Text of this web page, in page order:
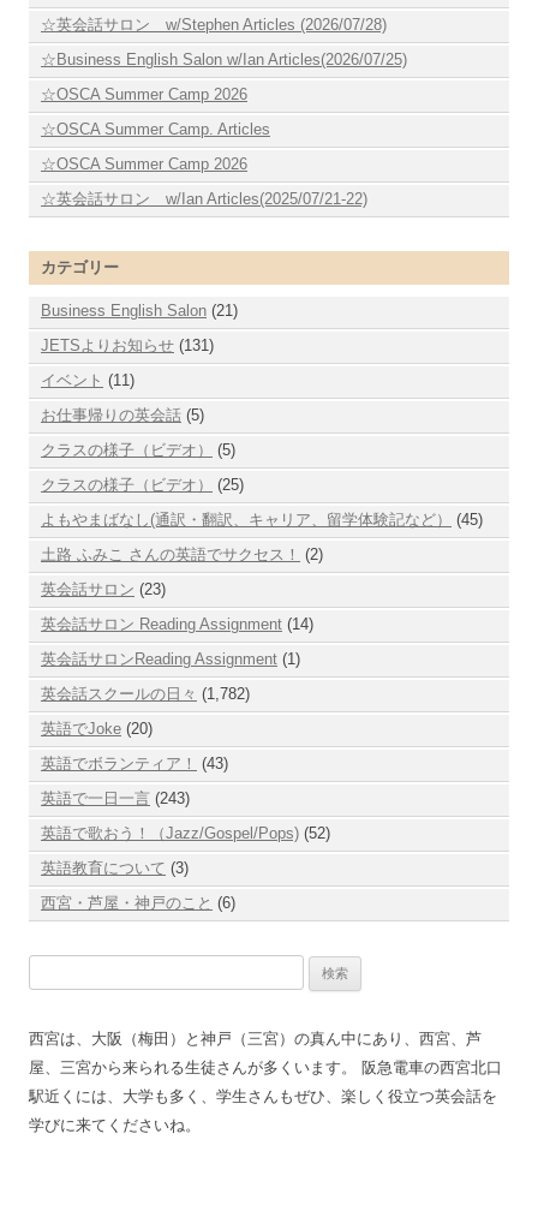
☆英会話サロン w/Stephen Articles (2026/07/28)
☆Business English Salon w/Ian Articles(2026/07/25)
☆OSCA Summer Camp 2026
☆OSCA Summer Camp. Articles
☆OSCA Summer Camp 2026
☆英会話サロン w/Ian Articles(2025/07/21-22)
カテゴリー
Business English Salon (21)
JETSよりお知らせ (131)
イベント (11)
お仕事帰りの英会話 (5)
クラスの様子（ビデオ）
(5)
クラスの様子（ビデオ）
(25)
よもやまばなし(通訳・翻訳、キャリア、留学体験記など）
(45)
土路 ふみこ さんの英語でサクセス！
(2)
英会話サロン (23)
英会話サロン Reading Assignment (14)
英会話サロンReading Assignment (1)
英会話スクールの日々 (1,782)
英語でJoke (20)
英語でボランティア！
(43)
英語で一日一言 (243)
英語で歌おう！（Jazz/Gospel/Pops) (52)
英語教育について (3)
西宮・芦屋・神戸のこと (6)
西宮は、大阪（梅田）と神戸（三宮）の真ん中にあり、西宮、芦
屋、三宮から来られる生徒さんが多くいます。 阪急電車の西宮北口
駅近くには、大学も多く、学生さんもぜひ、楽しく役立つ英会話を
学びに来てくださいね。